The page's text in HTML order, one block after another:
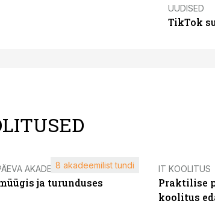
UUDISED
TikTok
AKADEEMIA
ja turunduses
8 akadeemilist tundi IT KOOLITUS
Praktilise
koolitus